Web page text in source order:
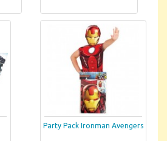
Party Pack Ironman Avengers